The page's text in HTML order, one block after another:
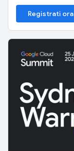
Registrati ora